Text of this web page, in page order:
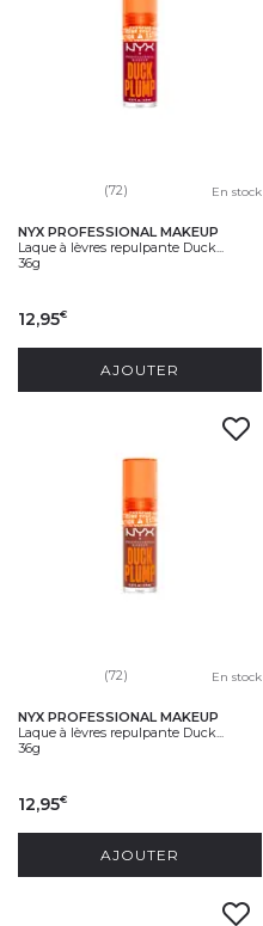
(72) En stock
NYX PROFESSIONAL MAKEUP
Laque à lèvres repulpante Duck...
36g
12,95€
AJOUTER
(72) En stock
NYX PROFESSIONAL MAKEUP
Laque à lèvres repulpante Duck...
36g
12,95€
AJOUTER